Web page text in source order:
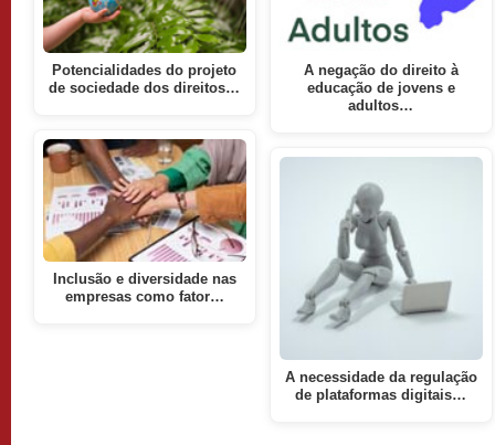
Potencialidades do projeto
de sociedade dos direitos…
Inclusão e diversidade nas
empresas como fator…
A negação do direito à
educação de jovens e
adultos…
A necessidade da regulação
de plataformas digitais…